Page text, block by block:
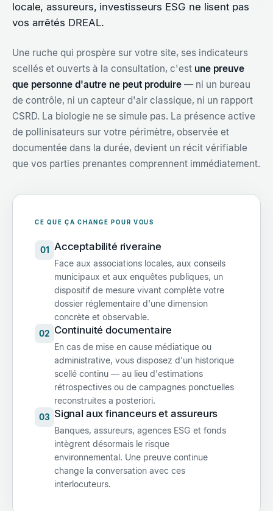
locale, assureurs, investisseurs ESG ne lisent pas
vos arrêtés DREAL.
Une ruche qui prospère sur votre site, ses indicateurs
scellés et ouverts à la consultation, c'est une preuve
que personne d'autre ne peut produire — ni un bureau
de contrôle, ni un capteur d'air classique, ni un rapport
CSRD. La biologie ne se simule pas. La présence active
de pollinisateurs sur votre périmètre, observée et
documentée dans la durée, devient un récit vérifiable
que vos parties prenantes comprennent immédiatement.
CE QUE ÇA CHANGE POUR VOUS
01 Acceptabilité riveraine
Face aux associations locales, aux conseils
municipaux et aux enquêtes publiques, un
dispositif de mesure vivant complète votre
dossier réglementaire d'une dimension
concrète et observable.
02 Continuité documentaire
En cas de mise en cause médiatique ou
administrative, vous disposez d'un historique
scellé continu — au lieu d'estimations
rétrospectives ou de campagnes ponctuelles
reconstruites a posteriori.
03 Signal aux financeurs et assureurs
Banques, assureurs, agences ESG et fonds
intègrent désormais le risque
environnemental. Une preuve continue
change la conversation avec ces
interlocuteurs.